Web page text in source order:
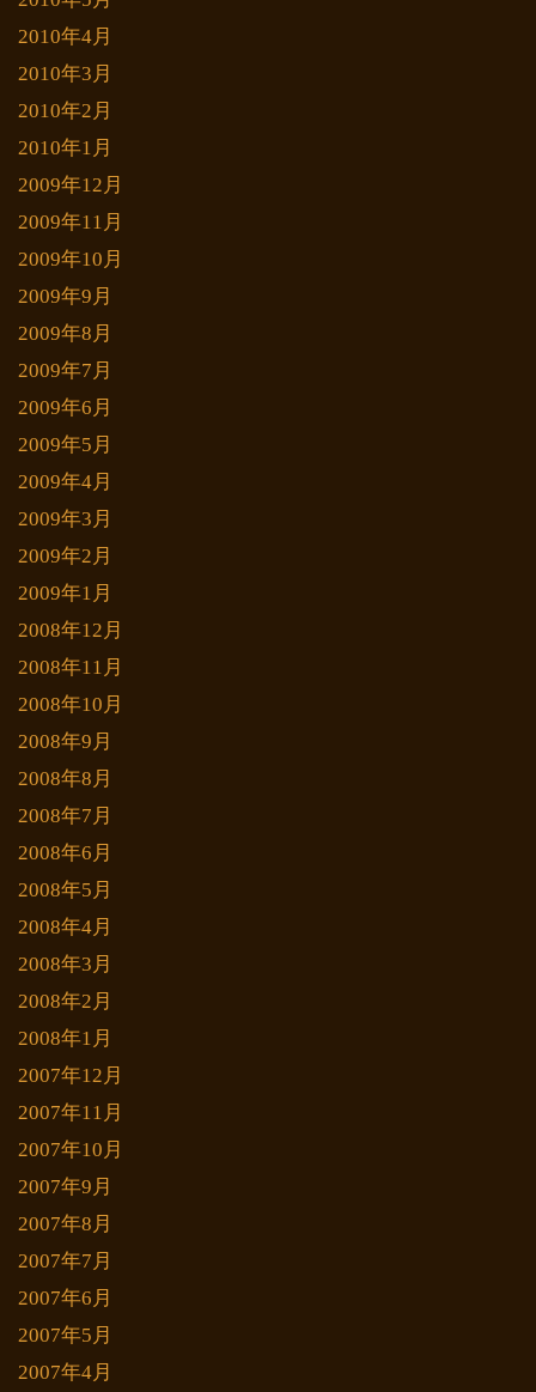
2010年4月
2010年3月
2010年2月
2010年1月
2009年12月
2009年11月
2009年10月
2009年9月
2009年8月
2009年7月
2009年6月
2009年5月
2009年4月
2009年3月
2009年2月
2009年1月
2008年12月
2008年11月
2008年10月
2008年9月
2008年8月
2008年7月
2008年6月
2008年5月
2008年4月
2008年3月
2008年2月
2008年1月
2007年12月
2007年11月
2007年10月
2007年9月
2007年8月
2007年7月
2007年6月
2007年5月
2007年4月